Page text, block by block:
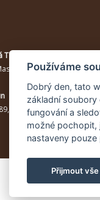
114/10a, Moravská
Lanškroun, 56301
Používáme
Dobrý den, tato
základní
fungování a
možné pochopit,
nastaveny pouze
Přijmout vše